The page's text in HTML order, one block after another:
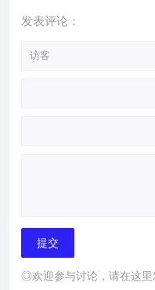
发表评论：
◎欢迎参与讨论，请在这里